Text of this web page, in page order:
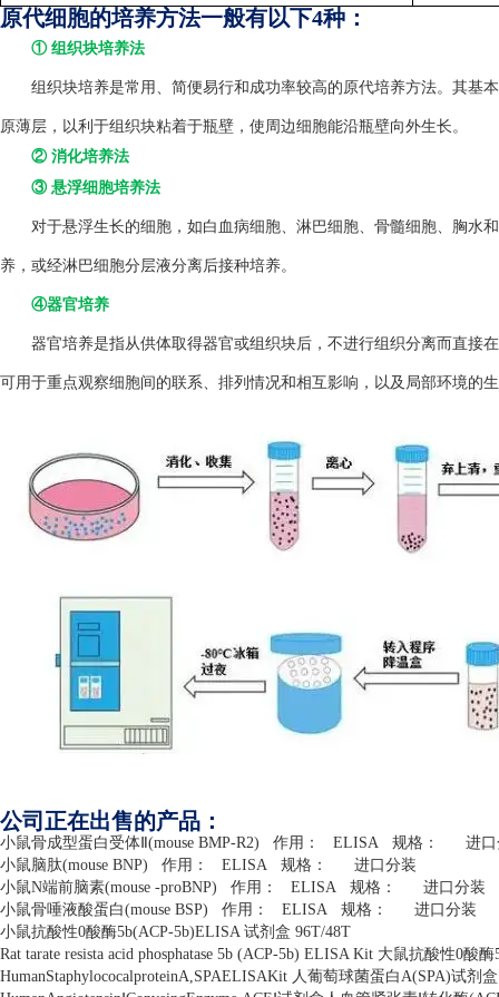
原代细胞的培养方法一般有以下4种：
① 组织块培养法
组织块培养是常用、简便易行和成功率较高的原代培养方法。其基
原薄层，以利于组织块粘着于瓶壁，使周边细胞能沿瓶壁向外生长。
② 消化培养法
③ 悬浮细胞培养法
对于悬浮生长的细胞，如白血病细胞、淋巴细胞、骨髓细胞、胸水
养，或经淋巴细胞分层液分离后接种培养。
④器官培养
器官培养是指从供体取得器官或组织块后，不进行组织分离而直接
可用于重点观察细胞间的联系、排列情况和相互影响，以及局部环境的
公司正在出售的产品：
小鼠骨成型蛋白受体Ⅱ (mouse BMP-R2) 作用： ELISA 规格：
进
小鼠脑肽(mouse BNP) 作用： ELISA 规格：
进口分装
小鼠N端前脑素(mouse -proBNP) 作用： ELISA 规格：
进口分装
小鼠骨唾液酸蛋白(mouse BSP) 作用： ELISA 规格：
进口分装
小鼠抗酸性0酸酶5b(ACP-5b)ELISA 试剂盒 96T/48T
Rat tarate resista acid phosphatase 5b (ACP-5b) ELISA Kit 大鼠抗酸性0酸酶
HumanStaphylococalproteinA,SPAELISAKit 人葡萄球菌蛋白A(SPA)试剂盒